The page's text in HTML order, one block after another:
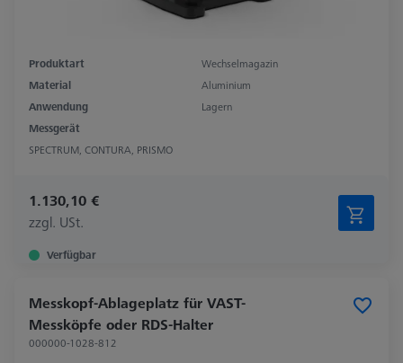
Produktart
Wechselmagazin
Material
Aluminium
Anwendung
Lagern
Messgerät
SPECTRUM, CONTURA, PRISMO
1.130,10 €
zzgl. USt.
Verfügbar
Messkopf-Ablageplatz für VAST-
Messköpfe oder RDS-Halter
000000-1028-812